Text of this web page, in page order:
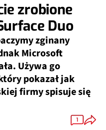
zrobione
Duo
zginany
Microsoft
Używa go
pokazał jak
firmy spisuje się
1